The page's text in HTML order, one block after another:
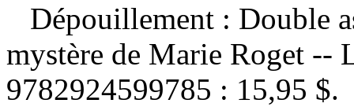
Dépouillement : Double
mystère de Marie Roget
9782924599785 : 15,95 $.